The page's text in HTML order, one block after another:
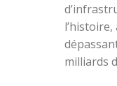
milliards